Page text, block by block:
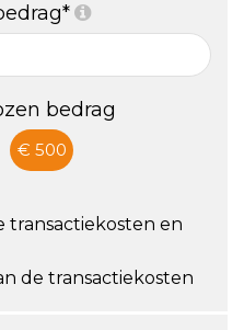
bedrag
€ 500
transactiekosten en
de transactiekosten